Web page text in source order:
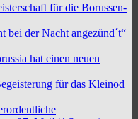
für die Borussen-
bei der Nacht angezünd´t“
hat einen neuen
für das Kleinod